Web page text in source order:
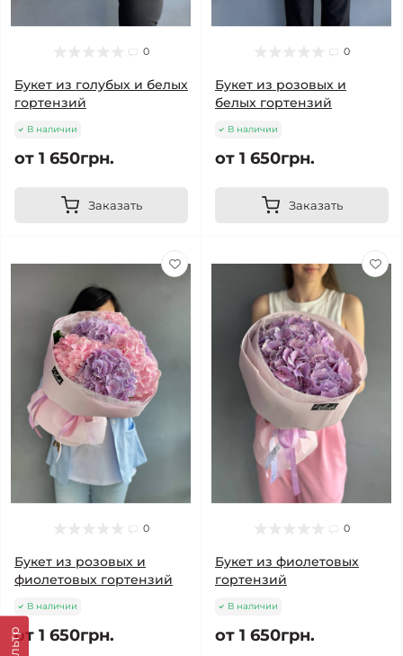
0
Букет из голубых и белых
гортензий
В наличии
от 1 650грн.
Заказать
0
Букет из розовых и
белых гортензий
В наличии
от 1 650грн.
Заказать
0
Букет из розовых и
фиолетовых гортензий
В наличии
от 1 650грн.
0
Букет из фиолетовых
гортензий
В наличии
от 1 650грн.